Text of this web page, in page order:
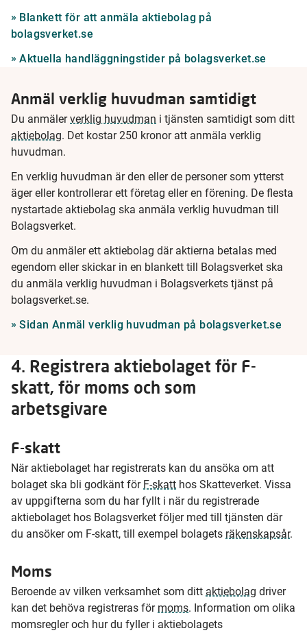
Blankett för att anmäla aktiebolag på
bolagsverket.se
Aktuella handläggningstider på bolagsverket.se
Anmäl verklig huvudman samtidigt
Du anmälerverklig huvudman i tjänsten samtidigt som ditt
aktiebolag. Det kostar 250 kronor att anmäla verklig
huvudman.
En verklig huvudman är den eller de personer som ytterst
äger eller kontrollerar ett företag eller en förening. De flesta
nystartade aktiebolag ska anmäla verklig huvudman till
Bolagsverket.
Om du anmäler ett aktiebolag där aktierna betalas med
egendom eller skickar in en blankett till Bolagsverket ska
du anmäla verklig huvudman i Bolagsverkets tjänst på
bolagsverket.se.
Sidan Anmäl verklig huvudman på bolagsverket.se
4. Registrera aktiebolaget för F-
skatt, för moms och som
arbetsgivare
F-skatt
När aktiebolaget har registrerats kan du ansöka om att
bolaget ska bli godkänt för F-skatt hos Skatteverket. Vissa
av uppgifterna som du har fyllt i när du registrerade
aktiebolaget hos Bolagsverket följer med till tjänsten där
du ansöker om F-skatt, till exempel bolagets räkenskapsår.
Moms
Beroende av vilken verksamhet som ditt aktiebolag driver
kan det behöva registreras för moms. Information om olika
momsregler och hur du fyller i aktiebolagets